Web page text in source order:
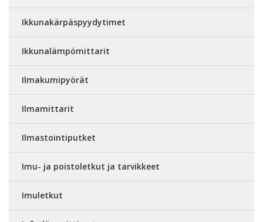
Ikkunakärpäspyydytimet
Ikkunalämpömittarit
Ilmakumipyörät
Ilmamittarit
Ilmastointiputket
Imu- ja poistoletkut ja tarvikkeet
Imuletkut